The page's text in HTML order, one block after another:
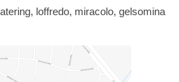
loffredo, miracolo, gelsomina